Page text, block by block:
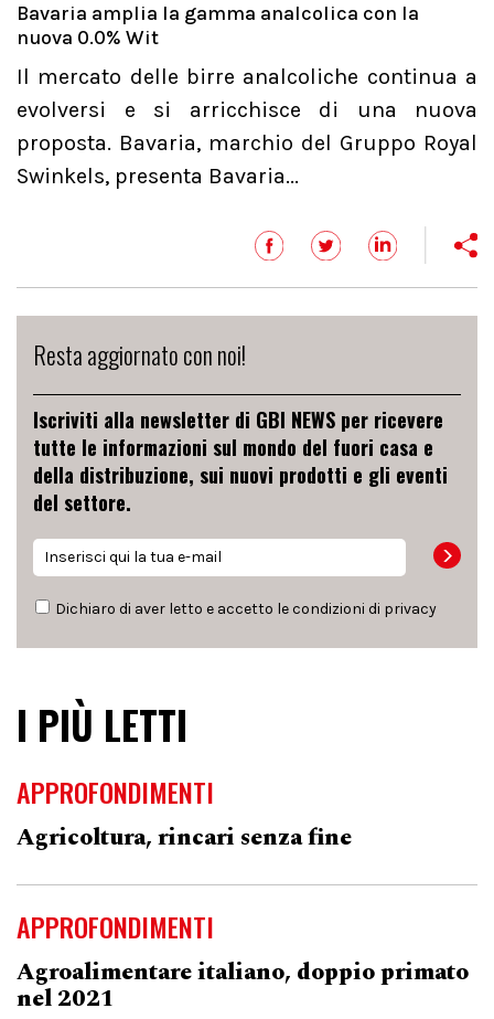
Bavaria amplia la gamma analcolica con la
nuova 0.0% Wit
Il mercato delle birre analcoliche continua a
evolversi e si arricchisce di una nuova
proposta. Bavaria, marchio del Gruppo Royal
Swinkels, presenta Bavaria...
Resta aggiornato con noi!
Iscriviti alla newsletter di GBI NEWS per ricevere
tutte le informazioni sul mondo del fuori casa e
della distribuzione, sui nuovi prodotti e gli eventi
del settore.
Dichiaro di aver letto e accetto le condizioni di privacy
I PIÙ LETTI
APPROFONDIMENTI
Agricoltura, rincari senza fine
APPROFONDIMENTI
Agroalimentare italiano, doppio primato
nel 2021